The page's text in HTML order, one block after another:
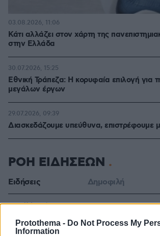
Protothema - Do Not Process My
Information
Κάτι αλλάζει στον χάρτη της
στην Ελλάδα
03.08.2026, 11:06
Εθνική Τράπεζα: Η κορυφαία επιλογή για
μεγάλων έργων
30.07.2026, 15:25
Διασκεδάζουμε υπεύθυνα, επιστρέφουμε
29.07.2026, 09:39
ΡΟΗ ΕΙΔΗΣΕΩΝ
Ειδήσεις Δημοφιλή
πριν 41 λεπτά
09.08.2026, 03:05